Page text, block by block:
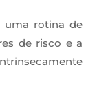
uma rotina de
de risco e a